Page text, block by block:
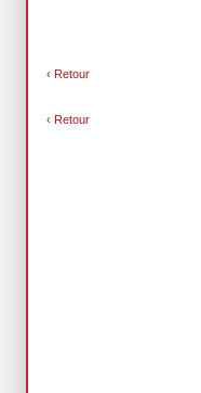
‹ Retour
‹ Retour